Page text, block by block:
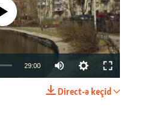
currently available
29:00
Direct-ə keçid